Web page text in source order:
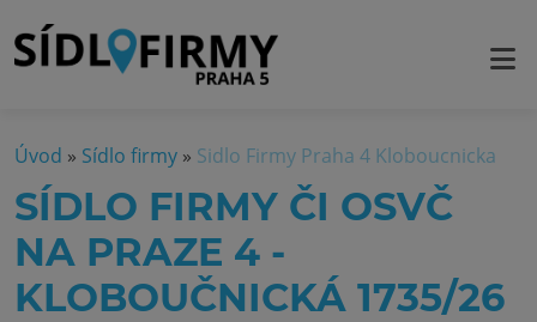
Úvod » Sídlo firmy » Sidlo Firmy Praha 4 Kloboucnicka
SÍDLO FIRMY ČI OSVČ
NA PRAZE 4 -
KLOBOUČNICKÁ 1735/26